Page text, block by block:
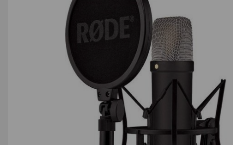
Sport i turystyka